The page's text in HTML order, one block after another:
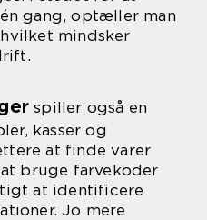
gang, optæller man
mindsker
spiller også en
kasser og
at finde varer
bruge farvekoder
at identificere
Jo mere